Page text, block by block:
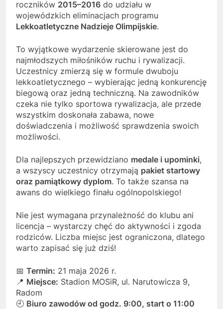
roczników 2015–2016 do udziału w
wojewódzkich eliminacjach programu
Lekkoatletyczne Nadzieje Olimpijskie.
To wyjątkowe wydarzenie skierowane jest do
najmłodszych miłośników ruchu i rywalizacji.
Uczestnicy zmierzą się w formule dwuboju
lekkoatletycznego – wybierając jedną konkurencję
biegową oraz jedną techniczną. Na zawodników
czeka nie tylko sportowa rywalizacja, ale przede
wszystkim doskonała zabawa, nowe
doświadczenia i możliwość sprawdzenia swoich
możliwości.
Dla najlepszych przewidziano medale i upominki,
a wszyscy uczestnicy otrzymają pakiet startowy
oraz pamiątkowy dyplom. To także szansa na
awans do wielkiego finału ogólnopolskiego!
Nie jest wymagana przynależność do klubu ani
licencja – wystarczy chęć do aktywności i zgoda
rodziców. Liczba miejsc jest ograniczona, dlatego
warto zapisać się już dziś!
📅 Termin: 21 maja 2026 r.
📍 Miejsce: Stadion MOSiR, ul. Narutowicza 9,
Radom
🕘 Biuro zawodów od godz. 9:00, start o 11:00